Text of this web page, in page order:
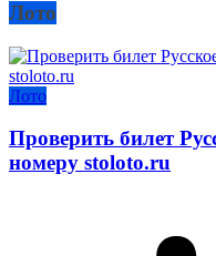
Лото
Лото
Проверить билет
номеру stoloto.ru